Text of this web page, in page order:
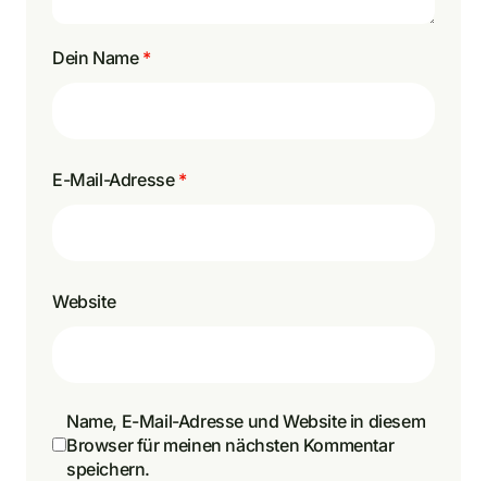
Dein Name *
E-Mail-Adresse *
Website
Name, E-Mail-Adresse und Website in diesem
Browser für meinen nächsten Kommentar
speichern.